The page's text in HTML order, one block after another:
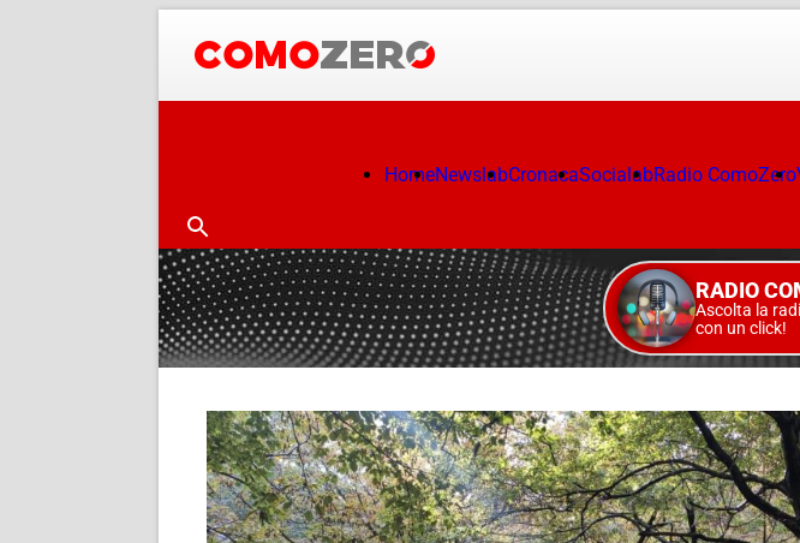
HomeNewslabCronacaSocialabRadio ComoZero
RADIO
Ascolta la
con un click!